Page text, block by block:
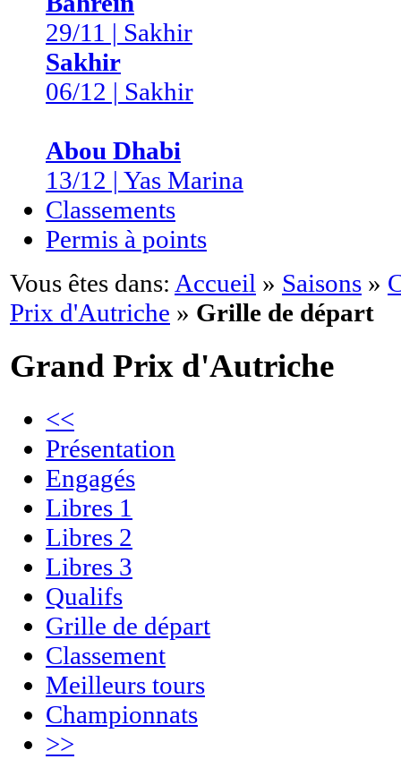
29/11 | Sakhir
Sakhir
06/12 | Sakhir
Abou Dhabi
13/12 | Yas Marina
Classements
Permis à points
Vous êtes dans: Accueil » Saisons »
Prix d'Autriche » Grille de départ
Grand Prix d'Autriche
<<
Présentation
Engagés
Libres 1
Libres 2
Libres 3
Qualifs
Grille de départ
Classement
Meilleurs tours
Championnats
>>